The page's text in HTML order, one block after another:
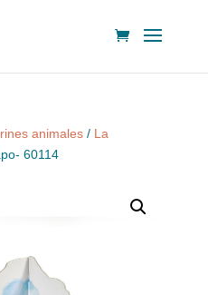
animales/ La
60114